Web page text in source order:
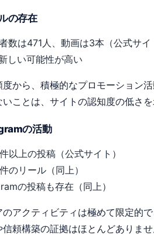
の存在
数は471人、動画は3本（公式サイ
しい可能性が高い
から、積極的なプロモーション
ことは、サイトの認知度の低さ
の活動
以上の投稿（公式サイト）
のリール（同上）
の投稿も存在（同上）
アクティビティは極めて限定的
頼構築の証拠はほとんどありま